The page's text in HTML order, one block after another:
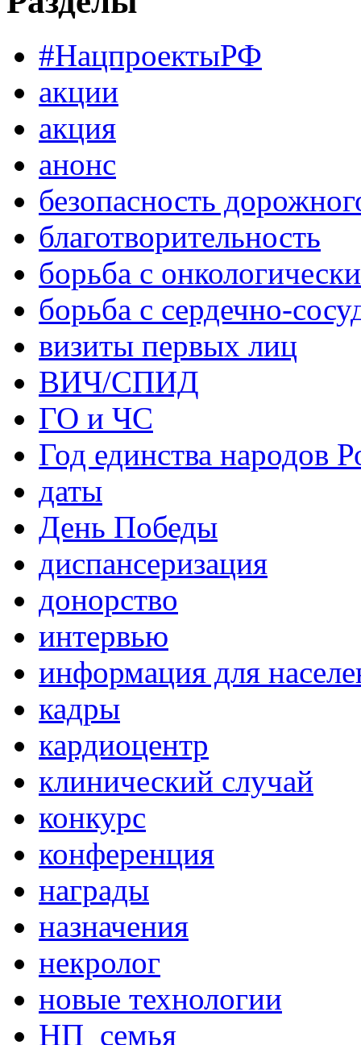
#НацпроектыРФ
акции
акция
анонс
безопасность
благотворительность
борьба с
борьба с сердечно-
визиты первых лиц
ВИЧ/СПИД
ГО и ЧС
Год единства народов
даты
День Победы
диспансеризация
донорство
интервью
информация для
кадры
кардиоцентр
клинический случай
конкурс
конференция
награды
назначения
некролог
новые технологии
НП_семья